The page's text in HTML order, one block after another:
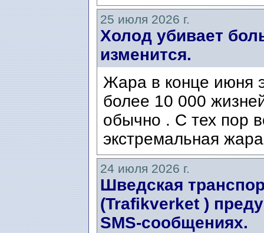
25 июля 2026 г.
Холод убивает
изменится.
Жара в конце июня
более 10 000
обычно . С тех пор
экстремальная
24 июля 2026 г.
Шведская
(Trafikverket )
SMS-сообщениях.